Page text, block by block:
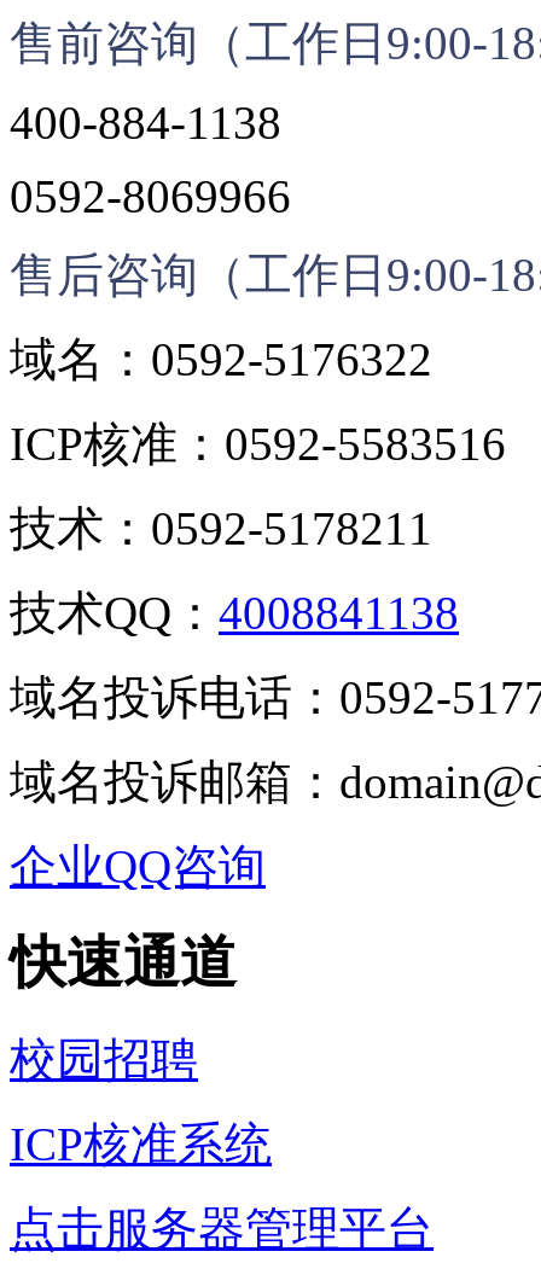
售前咨询（工作日9:00-
400-884-1138
0592-8069966
售后咨询（工作日9:00-
域名：0592-5176322
ICP核准：0592-5583516
技术：0592-5178211
技术QQ： 4008841138
域名投诉电话：0592-
域名投诉邮箱：
企业QQ咨询
快速通道
校园招聘
ICP核准系统
点击服务器管理平台